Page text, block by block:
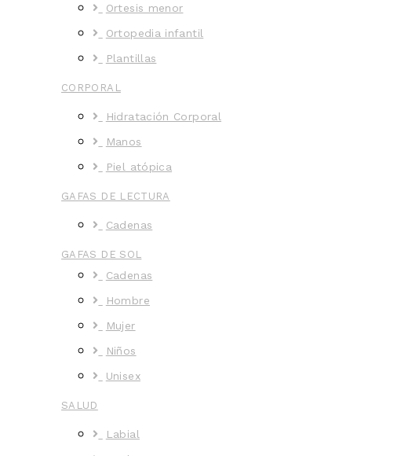
Ortesis menor
Ortopedia infantil
Plantillas
CORPORAL
Hidratación Corporal
Manos
Piel atópica
GAFAS DE LECTURA
Cadenas
GAFAS DE SOL
Cadenas
Hombre
Mujer
Niños
Unisex
SALUD
Labial